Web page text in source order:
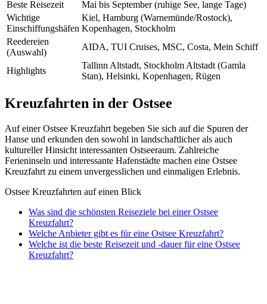
Beste Reisezeit
Mai bis September (ruhige See, lange Tage)
Wichtige
Einschiffungshäfen
Kiel, Hamburg (Warnemünde/Rostock),
Kopenhagen, Stockholm
Reedereien
(Auswahl)
AIDA, TUI Cruises, MSC, Costa, Mein Schiff
Highlights
Tallinn Altstadt, Stockholm Altstadt (Gamla
Stan), Helsinki, Kopenhagen, Rügen
Kreuzfahrten in der Ostsee
Auf einer Ostsee Kreuzfahrt begeben Sie sich auf die Spuren der
Hanse und erkunden den sowohl in landschaftlicher als auch
kultureller Hinsicht interessanten Ostseeraum. Zahlreiche
Ferieninseln und interessante Hafenstädte machen eine Ostsee
Kreuzfahrt zu einem unvergesslichen und einmaligen Erlebnis.
Ostsee Kreuzfahrten auf einen Blick
Was sind die schönsten Reiseziele bei einer Ostsee
Kreuzfahrt?
Welche Anbieter gibt es für eine Ostsee Kreuzfahrt?
Welche ist die beste Reisezeit und -dauer für eine Ostsee
Kreuzfahrt?